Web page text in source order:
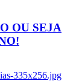
OU SEJA
335x256.jpg